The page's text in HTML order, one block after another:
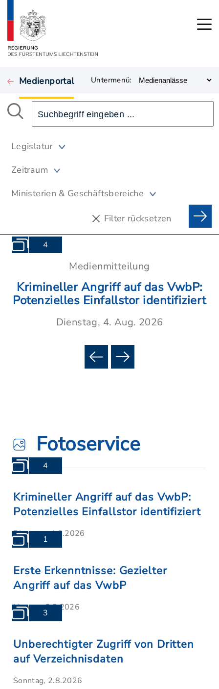
Medienportal Untermenü:
Legislatur
Zeitraum
Ministerien & Geschäftsbereiche
Filter rücksetzen
4
Medienmitteilung
Krimineller Angriff auf das VwbP:
Potenzielles Einfallstor identifiziert
Dienstag, 4. Aug. 2026
Fotoservice
Krimineller Angriff auf das VwbP:
Potenzielles Einfallstor identifiziert
Dienstag, 4.8.2026
4
Erste Erkenntnisse: Gezielter
Angriff auf das VwbP
Montag, 3.8.2026
1
Unberechtigter Zugriff von Dritten
auf Verzeichnisdaten
Sonntag, 2.8.2026
3